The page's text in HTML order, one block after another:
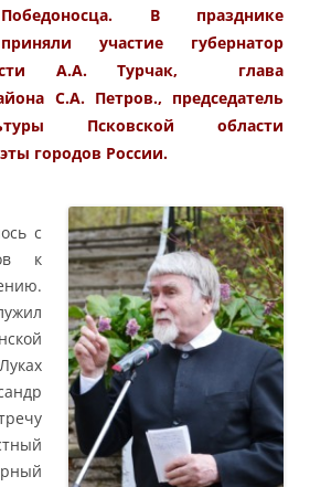
Победоносца. В празднике
приняли участие губернатор
А.А. Турчак, глава
С.А. Петров., председатель
Псковской области
городов России.
с
к